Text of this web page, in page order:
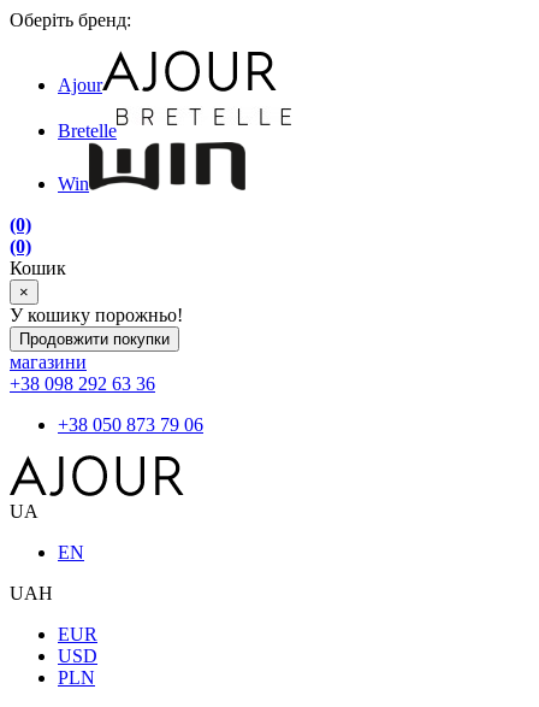
Оберіть бренд:
Ajour
Bretelle
Win
(0)
(0)
Кошик
×
У кошику порожньо!
Продовжити покупки
магазини
+38 098 292 63 36
+38 050 873 79 06
UA
EN
UAH
EUR
USD
PLN